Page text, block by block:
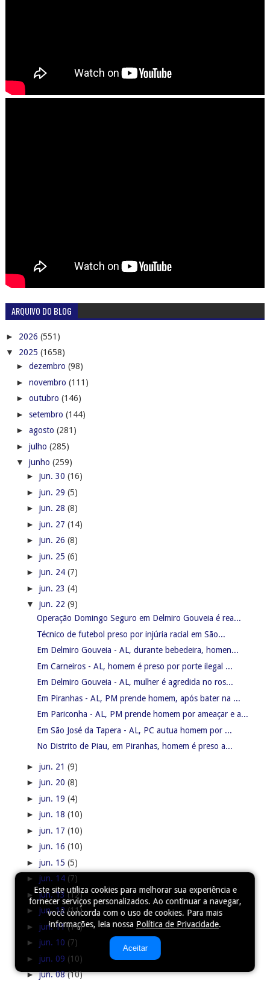
Este site utiliza cookies para melhorar sua experiência e
fornecer serviços personalizados. Ao continuar a navegar,
você concorda com o uso de cookies. Para mais
informações, leia nossa Política de Privacidade.
Aceitar
ARQUIVO DO BLOG
► 2026 (551)
▼ 2025 (1658)
► dezembro (98)
► novembro (111)
► outubro (146)
► setembro (144)
► agosto (281)
► julho (285)
▼ junho (259)
► jun. 30 (16)
► jun. 29 (5)
► jun. 28 (8)
► jun. 27 (14)
► jun. 26 (8)
► jun. 25 (6)
► jun. 24 (7)
► jun. 23 (4)
▼ jun. 22 (9)
Operação Domingo Seguro em Delmiro Gouveia é rea...
Técnico de futebol preso por injúria racial em São...
Em Delmiro Gouveia - AL, durante bebedeira, homen...
Em Carneiros - AL, homem é preso por porte ilegal ...
Em Delmiro Gouveia - AL, mulher é agredida no ros...
Em Piranhas - AL, PM prende homem, após bater na ...
Em Pariconha - AL, PM prende homem por ameaçar e a...
Em São José da Tapera - AL, PC autua homem por ...
No Distrito de Piau, em Piranhas, homem é preso a...
► jun. 21 (9)
► jun. 20 (8)
► jun. 19 (4)
► jun. 18 (10)
► jun. 17 (10)
► jun. 16 (10)
► jun. 15 (5)
► jun. 14 (7)
►jun. 13(12)
► jun. 12(11)
► jun. 11(11)
► jun. 10 (7)
► jun. 09 (10)
►jun. 08(10)